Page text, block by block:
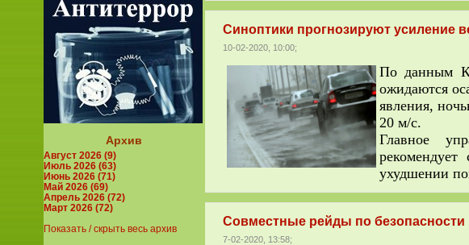
Синоптики прогнозируют усиление
10-02-2020, 10:00;
По данным
ожидаются
явления,
20 м/с.
Главное
ухудшении
Совместные рейды по
7-02-2020, 13:58;
Архив
Август 2026 (9)
Июль 2026 (63)
Июнь 2026 (71)
Май 2026 (69)
Апрель 2026 (72)
Март 2026 (72)
Показать / скрыть весь архив